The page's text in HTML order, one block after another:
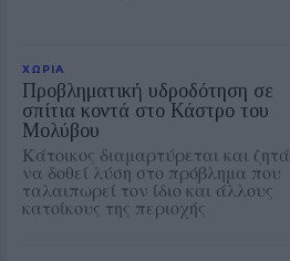
ΧΩΡΙΑ
Προβληματική υδροδότηση σε
σπίτια κοντά στο Κάστρο του
Μολύβου
Κάτοικος διαμαρτύρεται και ζητά
να δοθεί λύση στο πρόβλημα που
ταλαιπωρεί τον ίδιο και άλλους
κατοίκους της περιοχής